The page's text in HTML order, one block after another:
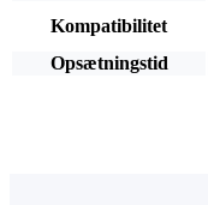
Kompatibilitet
Opsætningstid